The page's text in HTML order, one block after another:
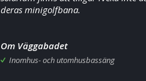
deras minigolfbana.
Om Väggabadet
Inomhus- och utomhusbassäng